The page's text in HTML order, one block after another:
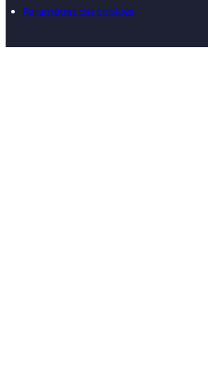
Paramètres des cookies